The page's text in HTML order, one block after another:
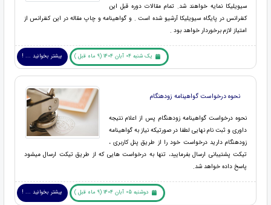
سیویلیکا نمایه خواهند شد. تمام مقالات دوره قبل این
کنفرانس در پایگاه سیویلیکا آرشیو شده است . و گواهینامه و چاپ مقاله در این کنفرانس از
امتیاز لازم برخوردار خواهد بود .
یک شنبه 04 آبان 1404 (9 ماه قبل ) بیشتر بخوانید ... !
نحوه درخواست گواهینامه زودهنگام
نحوه درخواست گواهینامه زودهنگام پس از اعلام نتیجه
داوری و ثبت نام نهایی لطفا در صورتیکه نیاز به گواهینامه
زودهنگام دارید درخواست خود را از طریق پنل کاربری ،
تیکت پشتیبانی ارسال بفرمایید، تنها به درخواست هایی که از طریق تیکت ارسال میشود
پاسخ داده خواهد شد.
دوشنبه 05 آبان 1404 (9 ماه قبل ) بیشتر بخوانید ... !